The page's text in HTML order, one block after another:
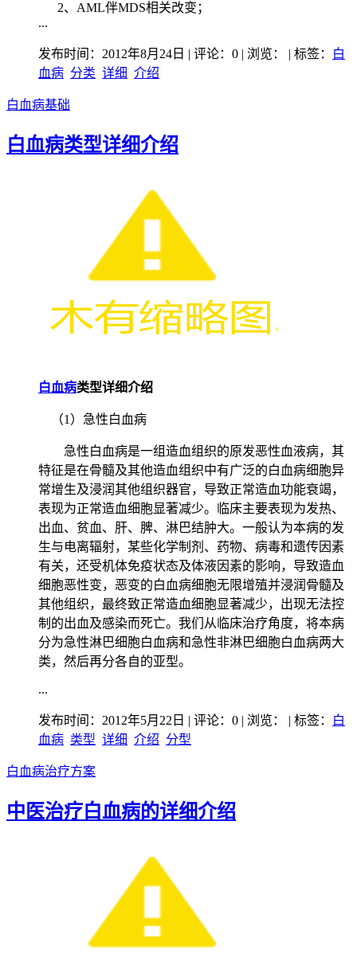
2、AML伴MDS相关改变；
...
发布时间：2012年8月24日 | 评论：0 | 浏览： | 标签：
白
血病 分类 详细 介绍
白血病基础
白血病类型详细介绍
白血病类型详细介绍
（1）急性白血病
急性白血病是一组造血组织的原发恶性血液病，其
特征是在骨髓及其他造血组织中有广泛的白血病细胞异
常增生及浸润其他组织器官，导致正常造血功能衰竭，
表现为正常造血细胞显著减少。临床主要表现为发热、
出血、贫血、肝、脾、淋巴结肿大。一般认为本病的发
生与电离辐射，某些化学制剂、药物、病毒和遗传因素
有关，还受机体免疫状态及体液因素的影响，导致造血
细胞恶性变，恶变的白血病细胞无限增殖并浸润骨髓及
其他组织，最终致正常造血细胞显著减少，出现无法控
制的出血及感染而死亡。我们从临床治疗角度，将本病
分为急性淋巴细胞白血病和急性非淋巴细胞白血病两大
类，然后再分各自的亚型。
...
发布时间：2012年5月22日 | 评论：0 | 浏览： | 标签：
白
血病 类型 详细 介绍 分型
白血病治疗方案
中医治疗白血病的详细介绍